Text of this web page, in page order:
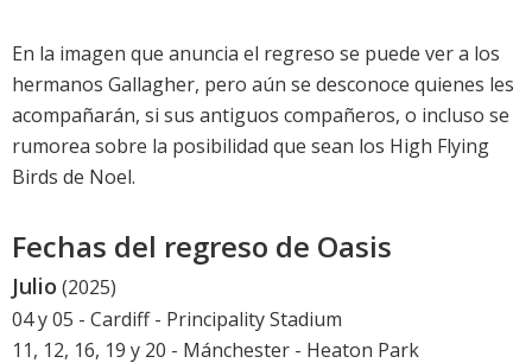
En la imagen que anuncia el regreso se puede ver a los
hermanos Gallagher, pero aún se desconoce quienes les
acompañarán, si sus antiguos compañeros, o incluso se
rumorea sobre la posibilidad que sean los High Flying
Birds de Noel.
Fechas del regreso de Oasis
Julio (2025)
04 y 05 - Cardiff - Principality Stadium
11, 12, 16, 19 y 20 - Mánchester - Heaton Park